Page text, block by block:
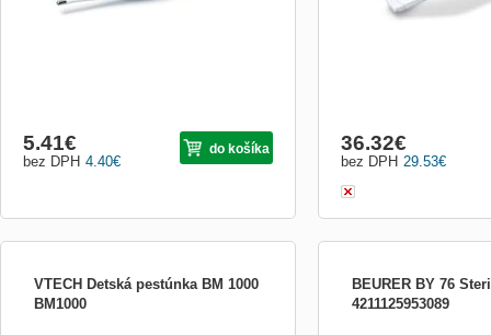
4.40€
bez DPH
5.41€ do košíka
29.53€
bez DPH
36.32€
VTECH Detská pestúnka BM 1000
BM1000
BEURER BY 76
4211125953089